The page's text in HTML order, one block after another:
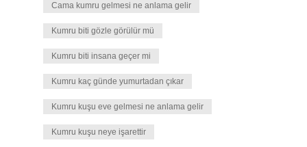
Cama kumru gelmesi ne anlama gelir
Kumru biti gözle görülür mü
Kumru biti insana geçer mi
Kumru kaç günde yumurtadan çıkar
Kumru kuşu eve gelmesi ne anlama gelir
Kumru kuşu neye işarettir